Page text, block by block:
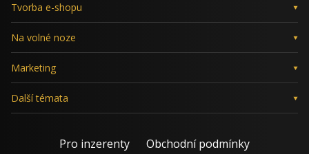
Tvorba e-shopu
Na volné noze
Marketing
Další témata
Pro inzerenty Obchodní podmínky